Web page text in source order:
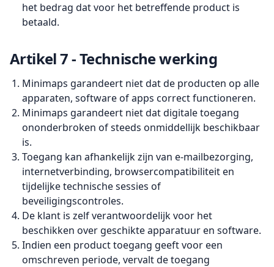
het bedrag dat voor het betreffende product is
betaald.
Artikel 7 - Technische werking
Minimaps garandeert niet dat de producten op alle
apparaten, software of apps correct functioneren.
Minimaps garandeert niet dat digitale toegang
ononderbroken of steeds onmiddellijk beschikbaar
is.
Toegang kan afhankelijk zijn van e-mailbezorging,
internetverbinding, browsercompatibiliteit en
tijdelijke technische sessies of
beveiligingscontroles.
De klant is zelf verantwoordelijk voor het
beschikken over geschikte apparatuur en software.
Indien een product toegang geeft voor een
omschreven periode, vervalt de toegang